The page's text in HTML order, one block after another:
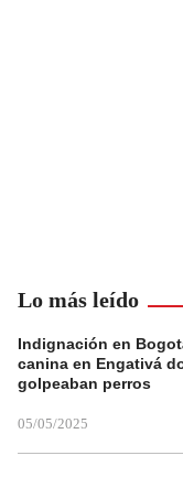
Lo más leído
Indignación en
canina en Engativá
golpeaban perros
05/05/2025